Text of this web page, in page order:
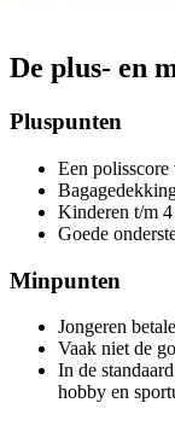
De plus- en
Pluspunten
Een
Kinderen t/m
Goede
Minpunten
Jongeren
Vaak niet de
In de
hobby en